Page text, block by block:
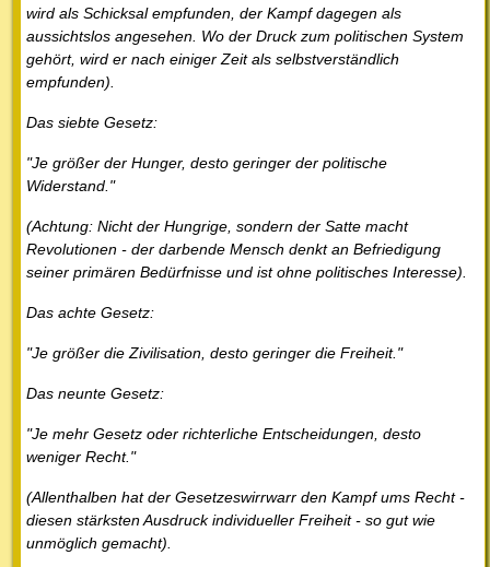
wird als Schicksal empfunden, der Kampf dagegen als
aussichtslos angesehen. Wo der Druck zum politischen System
gehört, wird er nach einiger Zeit als selbstverständlich
empfunden).
Das siebte Gesetz:
"Je größer der Hunger, desto geringer der politische
Widerstand."
(Achtung: Nicht der Hungrige, sondern der Satte macht
Revolutionen - der darbende Mensch denkt an Befriedigung
seiner primären Bedürfnisse und ist ohne politisches Interesse).
Das achte Gesetz:
"Je größer die Zivilisation, desto geringer die Freiheit."
Das neunte Gesetz:
"Je mehr Gesetz oder richterliche Entscheidungen, desto
weniger Recht."
(Allenthalben hat der Gesetzeswirrwarr den Kampf ums Recht -
diesen stärksten Ausdruck individueller Freiheit - so gut wie
unmöglich gemacht).